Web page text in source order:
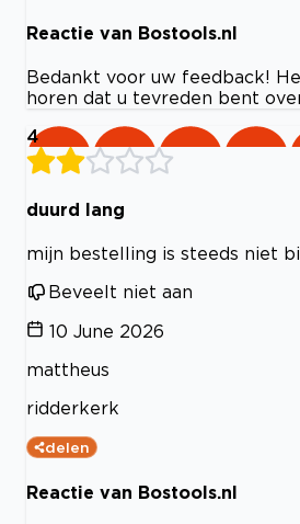
Reactie van Bostools.nl
Bedankt voor uw feedback!
horen dat u tevreden bent
4
duurd lang
mijn bestelling is steeds niet
Beveelt niet aan
10 June 2026
mattheus
ridderkerk
delen
Reactie van Bostools.nl